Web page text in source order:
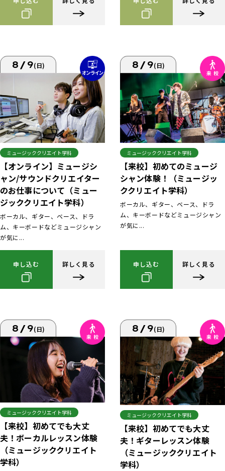
8/9(日)
ミュージッククリエイト学科
【オンライン】ミュージシ
ャン/サウンドクリエイター
のお仕事について（ミュー
ジッククリエイト学科）
ボーカル、ギター、ベース、ドラ
ム、キーボードなどミュージシャン
が気に...
申し込む 詳しく見る
8/9(日)
ミュージッククリエイト学科
【来校】初めてのミュージ
シャン体験！（ミュージッ
ククリエイト学科）
ボーカル、ギター、ベース、ドラ
ム、キーボードなどミュージシャン
が気に...
申し込む 詳しく見る
8/9(日)
ミュージッククリエイト学科
【来校】初めてでも大丈
夫！ボーカルレッスン体験
（ミュージッククリエイト
学科）
8/9(日)
ミュージッククリエイト学科
【来校】初めてでも大丈
夫！ギターレッスン体験
（ミュージッククリエイト
学科）